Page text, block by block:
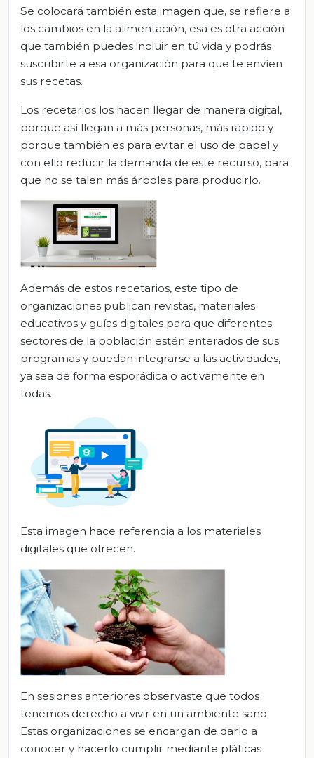
Se colocará también esta imagen que, se refiere a
los cambios en la alimentación, esa es otra acción
que también puedes incluir en tú vida y podrás
suscribirte a esa organización para que te envíen
sus recetas.
Los recetarios los hacen llegar de manera digital,
porque así llegan a más personas, más rápido y
porque también es para evitar el uso de papel y
con ello reducir la demanda de este recurso, para
que no se talen más árboles para producirlo.
Además de estos recetarios, este tipo de
organizaciones publican revistas, materiales
educativos y guías digitales para que diferentes
sectores de la población estén enterados de sus
programas y puedan integrarse a las actividades,
ya sea de forma esporádica o activamente en
todas.
Esta imagen hace referencia a los materiales
digitales que ofrecen.
En sesiones anteriores observaste que todos
tenemos derecho a vivir en un ambiente sano.
Estas organizaciones se encargan de darlo a
conocer y hacerlo cumplir mediante pláticas